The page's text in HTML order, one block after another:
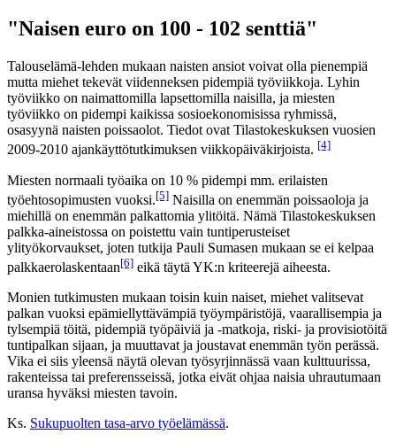
"Naisen euro on 100 - 102 senttiä"
Talouselämä-lehden mukaan naisten ansiot voivat olla pienempiä
mutta miehet tekevät viidenneksen pidempiä työviikkoja. Lyhin
työviikko on naimattomilla lapsettomilla naisilla, ja miesten
työviikko on pidempi kaikissa sosioekonomisissa ryhmissä,
osasyynä naisten poissaolot. Tiedot ovat Tilastokeskuksen vuosien
2009-2010 ajankäyttötutkimuksen viikkopäiväkirjoista. [4]
Miesten normaali työaika on 10 % pidempi mm. erilaisten
työehtosopimusten vuoksi.[5] Naisilla on enemmän poissaoloja ja
miehillä on enemmän palkattomia ylitöitä. Nämä Tilastokeskuksen
palkka-aineistossa on poistettu vain tuntiperusteiset
ylityökorvaukset, joten tutkija Pauli Sumasen mukaan se ei kelpaa
palkkaerolaskentaan[6] eikä täytä YK:n kriteerejä aiheesta.
Monien tutkimusten mukaan toisin kuin naiset, miehet valitsevat
palkan vuoksi epämiellyttävämpiä työympäristöjä, vaarallisempia ja
tylsempiä töitä, pidempiä työpäiviä ja -matkoja, riski- ja provisiotöitä
tuntipalkan sijaan, ja muuttavat ja joustavat enemmän työn perässä.
Vika ei siis yleensä näytä olevan työsyrjinnässä vaan kulttuurissa,
rakenteissa tai preferensseissä, jotka eivät ohjaa naisia uhrautumaan
uransa hyväksi miesten tavoin.
Ks. Sukupuolten tasa-arvo työelämässä.